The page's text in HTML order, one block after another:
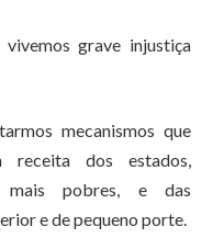
grave injustiça
mecanismos que
receita dos estados,
mais pobres, e das
e de pequeno porte.